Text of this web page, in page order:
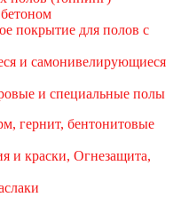
покрытие для полов с
и самонивелирующиеся
и специальные полы
гернит, бентонитовые
и краски, Огнезащита,